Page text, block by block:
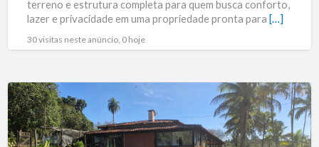
terreno e estrutura completa para quem busca conforto,
lazer e privacidade em uma propriedade pronta para […]
30 visitas neste anúncio, 0 hoje
Belíssimo
Sítio